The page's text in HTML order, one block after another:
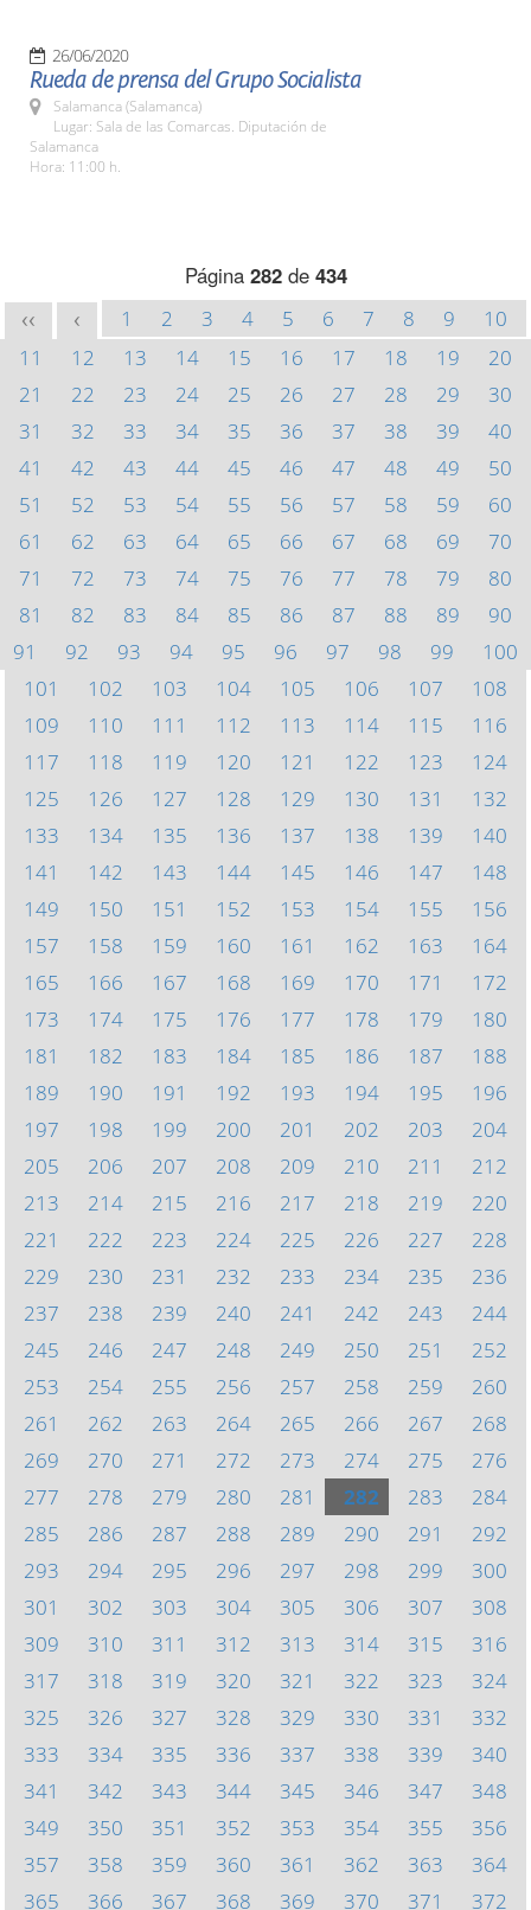
26/06/2020
Rueda de prensa del Grupo Socialista
Salamanca (Salamanca)
Lugar: Sala de las Comarcas. Diputación de
Salamanca
Hora: 11:00 h.
Página 282de 434
<< < 1 2 3 4 5 6 7 8 9
10
11
12 13 14 15 16 17 18 19
20
21
22 23 24 25 26 27 28 29
30
31
32 33 34 35 36 37 38 39
40
41
42 43 44 45 46 47 48 49
50
51
52 53 54 55 56 57 58 59
60
61
62 63 64 65 66 67 68 69
70
71
72 73 74 75 76 77 78 79
80
81
82 83 84 85 86 87 88 89
90
91
92 93 94 95 96 97 98 99
100
101
102 103 104 105 106 107
108
109
110 111 112 113 114 115
116
117
118 119 120 121 122 123
124
125
126 127 128 129 130 131
132
133
134 135 136 137 138 139
140
141
142 143 144 145 146 147
148
149
150 151 152 153 154 155
156
157
158 159 160 161 162 163
164
165
166 167 168 169 170 171
172
173
174 175 176 177 178 179
180
181
182 183 184 185 186 187
188
189
190 191 192 193 194 195
196
197
198 199 200 201 202 203
204
205
206 207 208 209 210 211
212
213
214 215 216 217 218 219
220
221
222 223 224 225 226 227
228
229
230 231 232 233 234 235
236
237
238 239 240 241 242 243
244
245
246 247 248 249 250 251
252
253
254 255 256 257 258 259
260
261
262 263 264 265 266 267
268
269
270 271 272 273 274 275
276
277
278 279 280 281 282 283
284
285
286 287 288 289 290 291
292
293
294 295 296 297 298 299
300
301
302 303 304 305 306 307
308
309
310 311 312 313 314 315
316
317
318 319 320 321 322 323
324
325
326 327 328 329 330 331
332
333
334 335 336 337 338 339
340
341
342 343 344 345 346 347
348
349
350 351 352 353 354 355
356
357
358 359 360 361 362 363
364
365
366 367 368 369 370 371 372